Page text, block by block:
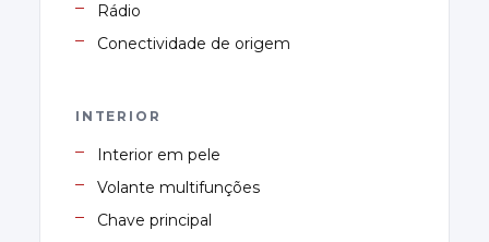
Rádio
Conectividade de origem
INTERIOR
Interior em pele
Volante multifunções
Chave principal